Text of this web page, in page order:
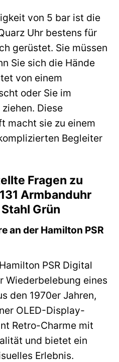
von 5 bar ist die
Uhr bestens für
gerüstet. Sie müssen
Sie sich die Hände
von einem
oder Sie im
Diese
macht sie zu einem
Begleiter
Fragen zu
Armbanduhr
Grün
an der Hamilton PSR
PSR Digital
Wiederbelebung eines
den 1970er Jahren,
OLED-Display-
Retro-Charme mit
und bietet ein
Erlebnis.